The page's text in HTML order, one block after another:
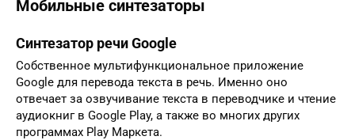
Мобильные синтезаторы
Синтезатор речи Google
Собственное мультифункциональное приложение
Google для перевода текста в речь. Именно оно
отвечает за озвучивание текста в переводчике и чтение
аудиокниг в Google Play, а также во многих других
программах Play Маркета.